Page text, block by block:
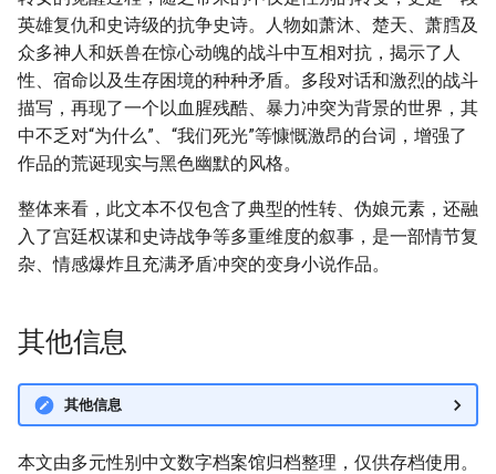
英雄复仇和史诗级的抗争史诗。人物如萧沐、楚天、萧膤及
众多神人和妖兽在惊心动魄的战斗中互相对抗，揭示了人
性、宿命以及生存困境的种种矛盾。多段对话和激烈的战斗
描写，再现了一个以血腥残酷、暴力冲突为背景的世界，其
中不乏对“为什么”、“我们死光”等慷慨激昂的台词，增强了
作品的荒诞现实与黑色幽默的风格。
整体来看，此文本不仅包含了典型的性转、伪娘元素，还融
入了宫廷权谋和史诗战争等多重维度的叙事，是一部情节复
杂、情感爆炸且充满矛盾冲突的变身小说作品。
其他信息
其他信息
本文由多元性别中文数字档案馆归档整理，仅供存档使用。